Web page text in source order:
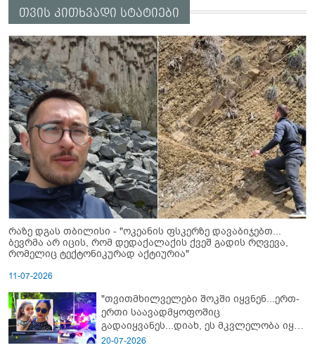
თვის კითხვადი სტატიები
რაზე დგას თბილისი - "ოკეანის ფსკერზე დავაბიჯებთ...
ბევრმა არ იცის, რომ დედაქალაქის ქვეშ გადის რღვევა,
რომელიც ტექტონიკურად აქტიურია"
11-07-2026
"თვითმხილველები შოკში იყვნენ...ერთ-
ერთი საავადმყოფოშიც
გადაიყვანეს...დიახ, ეს მკვლელობა იყო"
- გორში დატრიალებული ტრაგედიის
20-07-2026